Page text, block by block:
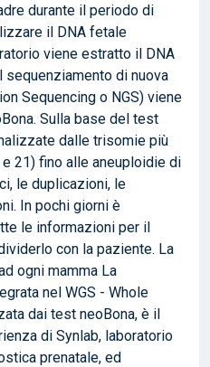
durante il periodo di
il DNA fetale
viene estratto il DNA
di nuova
Sequencing o NGS) viene
Sulla base del test
dalle trisomie più
21) fino alle aneuploidie di
le duplicazioni, le
In pochi giorni è
le informazioni per il
con la paziente. La
ogni mamma La
nel WGS - Whole
dai test neoBona, è il
di Synlab, laboratorio
prenatale, ed